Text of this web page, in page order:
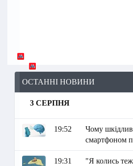
ОСТАННІ НОВИНИ
3 СЕРПНЯ
19:52
Чому
смартфоном
19:31
"Я колись теж